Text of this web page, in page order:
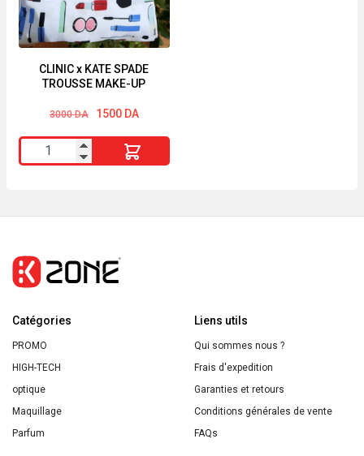
CLINIC x KATE SPADE
TROUSSE MAKE-UP
3000DA
Le
initial
était :
3000 DA.
1500 DA
Le
actuel
est :
1500 DA.
quantité
de
SPADE
TROUSSE
UP
Catégories
PROMO
HIGH-TECH
optique
Maquillage
Parfum
Liens utils
Qui sommes nous ?
Frais d'expedition
Garanties et retours
Conditions générales de vente
FAQs